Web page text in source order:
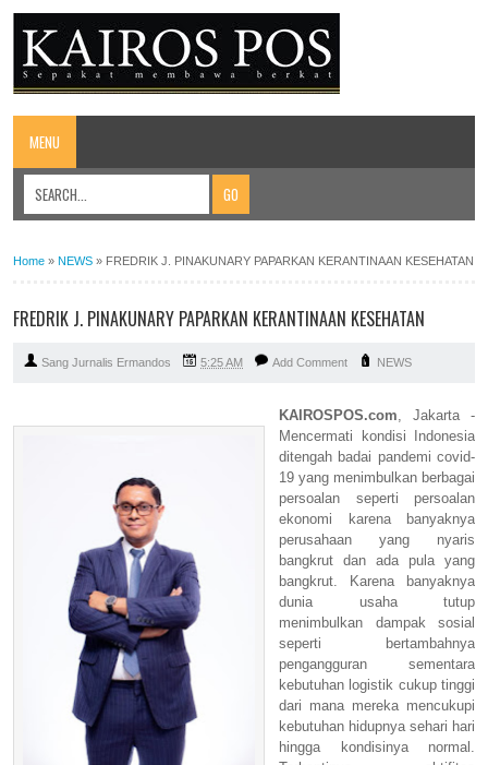
MENU
Home » NEWS » FREDRIK J. PINAKUNARY PAPARKAN KERANTINAAN KESEHATAN
FREDRIK J. PINAKUNARY PAPARKAN KERANTINAAN KESEHATAN
Sang Jurnalis Ermandos 5:25 AM Add Comment NEWS
KAIROSPOS.com
Jakarta -
Mencermati kondisi Indonesia
ditengah badai pandemi covid-
19 yang menimbulkan berbagai
persoalan seperti persoalan
ekonomi karena banyaknya
perusahaan yang nyaris
bangkrut dan ada pula yang
bangkrut. Karena banyaknya
dunia usaha tutup
menimbulkan dampak sosial
seperti bertambahnya
pengangguran sementara
kebutuhan logistik cukup tinggi
dari mana mereka mencukupi
kebutuhan hidupnya sehari hari
hingga kondisinya normal.